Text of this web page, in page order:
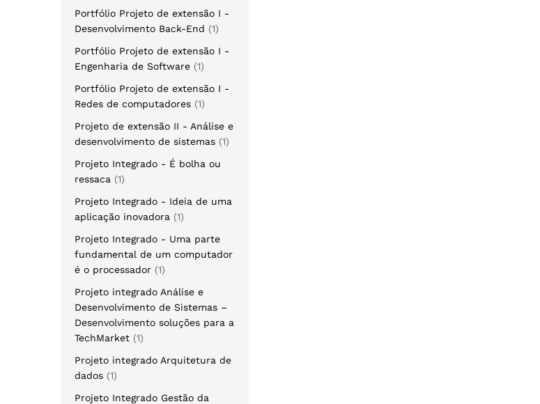
Portfólio Projeto de extensão I -
Desenvolvimento Back-End
1
Portfólio Projeto de extensão I -
Engenharia de Software
1
Portfólio Projeto de extensão I -
Redes de computadores
1
Projeto de extensão II - Análise e
desenvolvimento de sistemas
1
Projeto Integrado - É bolha ou
ressaca
1
Projeto Integrado - Ideia de uma
aplicação inovadora
1
Projeto Integrado - Uma parte
fundamental de um computador
é o processador
1
Projeto integrado Análise e
Desenvolvimento de Sistemas –
Desenvolvimento soluções para a
TechMarket
1
Projeto integrado Arquitetura de
dados
1
Projeto Integrado Gestão da